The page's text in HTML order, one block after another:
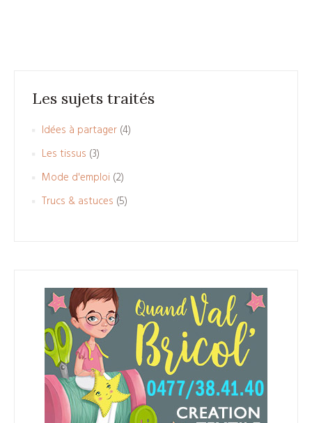
Les sujets traités
Idées à partager (4)
Les tissus (3)
Mode d'emploi (2)
Trucs & astuces (5)